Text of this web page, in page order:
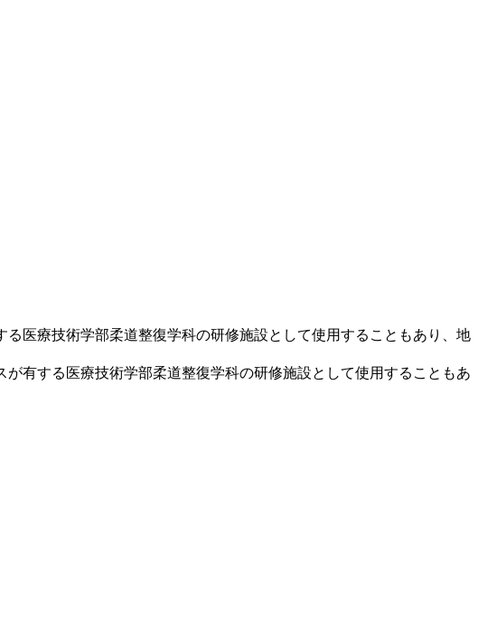
医療技術学部柔道整復学科の研修施設として使用することもあり、地
有する医療技術学部柔道整復学科の研修施設として使用することもあ